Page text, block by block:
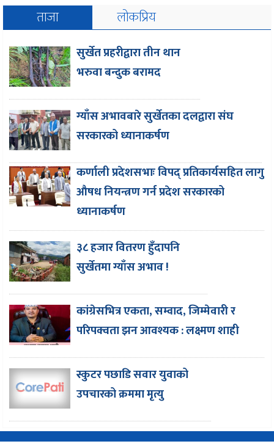
ताजा लोकप्रिय
सुर्खेत प्रहरीद्वारा तीन थान
भरुवा बन्दुक बरामद
ग्याँस अभावबारे सुर्खेतका दलद्वारा संघ
सरकारको ध्यानाकर्षण
कर्णाली प्रदेशसभाः विपद् प्रतिकार्यसहित लागु
औषध नियन्त्रण गर्न प्रदेश सरकारको
ध्यानाकर्षण
३८ हजार वितरण हुँदापनि
सुर्खेतमा ग्याँस अभाव !
कांग्रेसभित्र एकता, सम्वाद, जिम्मेवारी र
परिपक्वता झन आवश्यक : लक्ष्मण शाही
स्कुटर पछाडि सवार युवाको
उपचारको क्रममा मृत्यु